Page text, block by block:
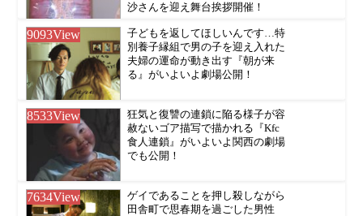
沙さんを迎え舞台挨拶開催！
9093View
子どもを返してほしいんです…特
別養子縁組で男の子を迎え入れた
夫婦の運命が動き出す『朝が来
る』がいよいよ劇場公開！
8533View
狂気と復讐の連鎖に陥る様子が容
赦ないゴア描写で描かれる『Kfc
食人連鎖』がいよいよ関西の劇場
でも公開！
7634View
ゲイであることを押し殺しながら
田舎町で思春期を過ごした男性